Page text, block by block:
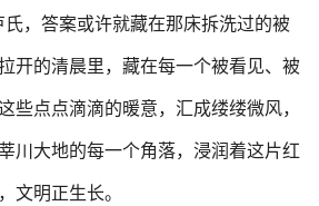
，答案或许就藏在那床拆洗过的被
开的清晨里，藏在每一个被看见、被
些点点滴滴的暖意，汇成缕缕微风，
川大地的每一个角落，浸润着这片红
文明正生长。